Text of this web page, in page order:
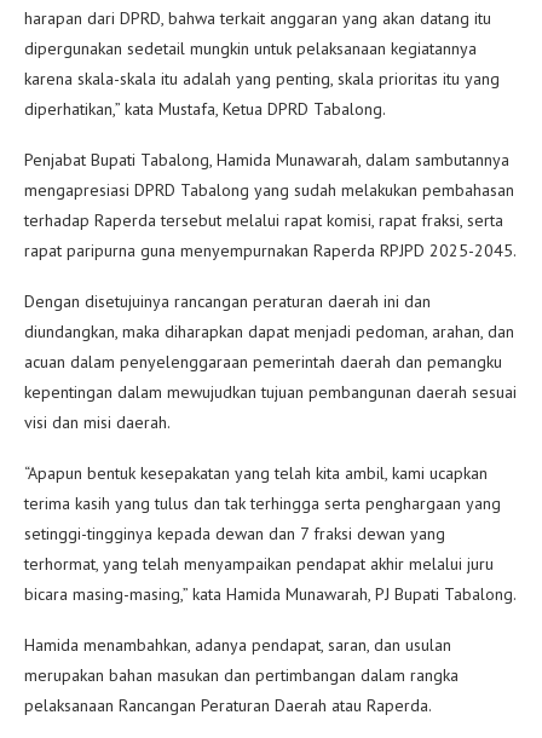
harapan dari DPRD, bahwa terkait anggaran yang akan datang itu
dipergunakan sedetail mungkin untuk pelaksanaan kegiatannya
karena skala-skala itu adalah yang penting, skala prioritas itu yang
diperhatikan,” kata Mustafa, Ketua DPRD Tabalong.
Penjabat Bupati Tabalong, Hamida Munawarah, dalam sambutannya
mengapresiasi DPRD Tabalong yang sudah melakukan pembahasan
terhadap Raperda tersebut melalui rapat komisi, rapat fraksi, serta
rapat paripurna guna menyempurnakan Raperda RPJPD 2025-2045.
Dengan disetujuinya rancangan peraturan daerah ini dan
diundangkan, maka diharapkan dapat menjadi pedoman, arahan, dan
acuan dalam penyelenggaraan pemerintah daerah dan pemangku
kepentingan dalam mewujudkan tujuan pembangunan daerah sesuai
visi dan misi daerah.
“Apapun bentuk kesepakatan yang telah kita ambil, kami ucapkan
terima kasih yang tulus dan tak terhingga serta penghargaan yang
setinggi-tingginya kepada dewan dan 7 fraksi dewan yang
terhormat, yang telah menyampaikan pendapat akhir melalui juru
bicara masing-masing,” kata Hamida Munawarah, PJ Bupati Tabalong.
Hamida menambahkan, adanya pendapat, saran, dan usulan
merupakan bahan masukan dan pertimbangan dalam rangka
pelaksanaan Rancangan Peraturan Daerah atau Raperda.